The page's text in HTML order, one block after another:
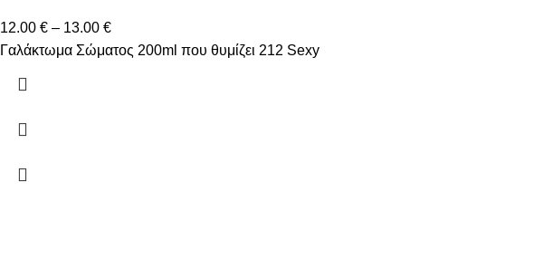
12.00 € – 13.00 €
Γαλάκτωμα Σώματος 200ml που θυμίζει 212 Sexy